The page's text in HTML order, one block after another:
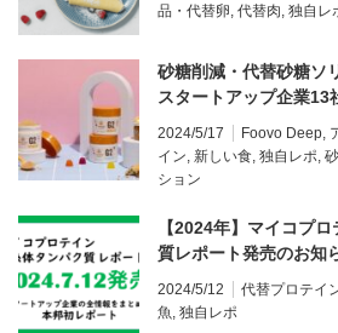
品・代替卵, 代替肉, 独自レ
砂糖削減・代替砂糖ソ
スタートアップ企業13
2024/5/17 Foovo Deep,
イン, 新しい食, 独自レポ,
ション
【2024年】マイコプ
質レポート発売のお知
2024/5/12 代替プロテイ
魚, 独自レポ